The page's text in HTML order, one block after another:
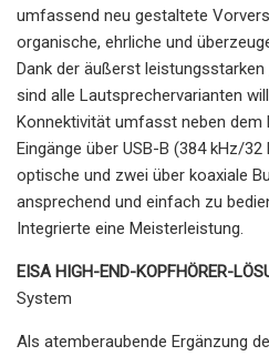
umfassend neu gestaltete
organische, ehrliche und
Dank der äußerst leistungsstarken
sind alle Lautsprechervarianten
Konnektivität umfasst neben dem
Eingänge über USB-B (384 kHz/32
optische und zwei über koaxiale
ansprechend und einfach zu
Integrierte eine Meisterleistung.
EISA HIGH-END-KOPFHÖRER-
System
Als atemberaubende Ergänzung